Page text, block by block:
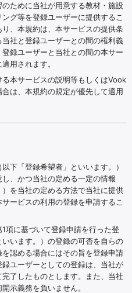
ために当社が用意する教材・施設
グ等を登録ユーザーに提供するこ
、本規約は、本サービスの提供条
社と登録ユーザーとの間の権利義
録ユーザーと当社との間の本サー
用されます。
本サービスの説明等もしくはVook
は、本規約の規定が優先して適用
下「登録希望者」といいます。）
、かつ当社の定める一定の情報
）を当社の定める方法で当社に提供
ービスの利用の登録を申請するこ
項に基づいて登録申請を行った登
います。）の登録の可否を自らの
認める場合にはその旨を登録申請
ユーザーとしての登録は、当社が
了したものとします。また、当社
示義務を負いません。